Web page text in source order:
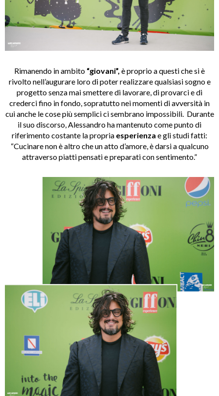
Rimanendo in ambito “giovani”, è proprio a questi che si è
rivolto nell’augurare loro di poter realizzare qualsiasi sogno e
progetto senza mai smettere di lavorare, di provarci e di
crederci fino in fondo, sopratutto nei momenti di avversità in
cui anche le cose più semplici ci sembrano impossibili. Durante
il suo discorso, Alessandro ha mantenuto come punto di
riferimento costante la propria esperienza e gli studi fatti:
“Cucinare non è altro che un atto d’amore, è darsi a qualcuno
attraverso piatti pensati e preparati con sentimento.”